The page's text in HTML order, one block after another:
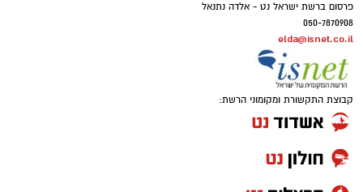
פרסום ברשת ישראל נט - אלדה נתנאל
050-7870908
elda@isnet.co.il
קבוצת התקשורת ומקומוני הרשת: